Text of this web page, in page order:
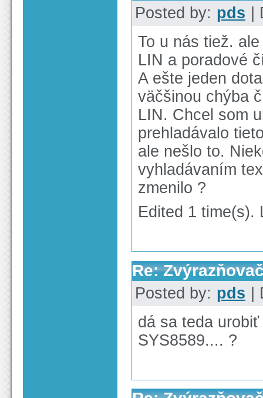
Posted by: pds |
To u nás tiež.
LIN a poradové
A ešte jeden
väčšinou chýba
LIN. Chcel som
prehladávalo
ale nešlo to.
vyhladávaním
zmenilo ?
Edited 1 time(s).
Re:
Posted by: pds |
dá sa teda
SYS8589.... ?